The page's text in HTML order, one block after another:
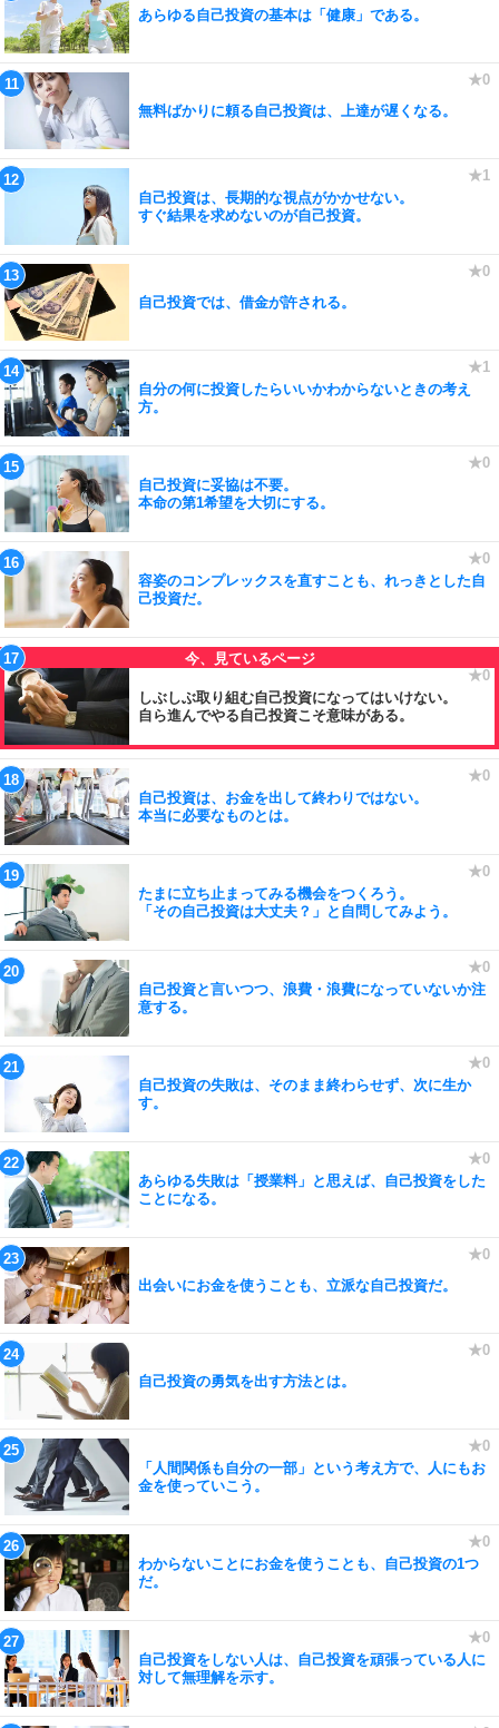
あらゆる自己投資の基本は「健康」である。
無料ばかりに頼る自己投資は、上達が遅くなる。
自己投資は、長期的な視点がかかせない。
すぐ結果を求めないのが自己投資。
自己投資では、借金が許される。
自分の何に投資したらいいかわからないときの考え
方。
自己投資に妥協は不要。
本命の第1希望を大切にする。
容姿のコンプレックスを直すことも、れっきとした自
己投資だ。
しぶしぶ取り組む自己投資になってはいけない。
自ら進んでやる自己投資こそ意味がある。
自己投資は、お金を出して終わりではない。
本当に必要なものとは。
たまに立ち止まってみる機会をつくろう。
「その自己投資は大丈夫？」と自問してみよう。
自己投資と言いつつ、浪費・浪費になっていないか注
意する。
自己投資の失敗は、そのまま終わらせず、次に生か
す。
あらゆる失敗は「授業料」と思えば、自己投資をした
ことになる。
出会いにお金を使うことも、立派な自己投資だ。
自己投資の勇気を出す方法とは。
「人間関係も自分の一部」という考え方で、人にもお
金を使っていこう。
わからないことにお金を使うことも、自己投資の1つ
だ。
自己投資をしない人は、自己投資を頑張っている人に
対して無理解を示す。